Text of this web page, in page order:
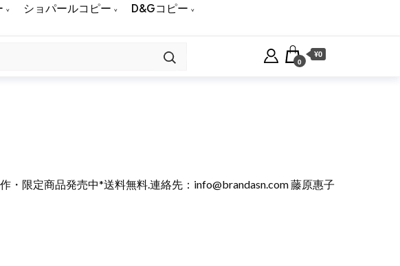
ショパールコピー D&Gコピー
0
¥0
・限定商品発売中*送料無料.連絡先： info@brandasn.com藤原惠子